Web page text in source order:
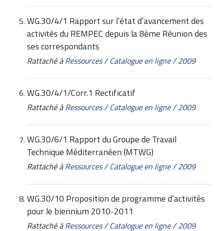
WG.30/4/1 Rapport sur l’état d’avancement des
activités du REMPEC depuis la 8ème Réunion des
ses correspondants
Rattaché à Ressources/Catalogue en ligne/2009
WG.30/4/1/Corr.1 Rectificatif
Rattaché à Ressources/Catalogue en ligne/2009
WG.30/6/1 Rapport du Groupe de Travail
Technique Méditerranéen (MTWG)
Rattaché à Ressources/Catalogue en ligne/2009
WG.30/10 Proposition de programme d’activités
pour le biennium 2010-2011
Rattaché à Ressources/Catalogue en ligne/2009